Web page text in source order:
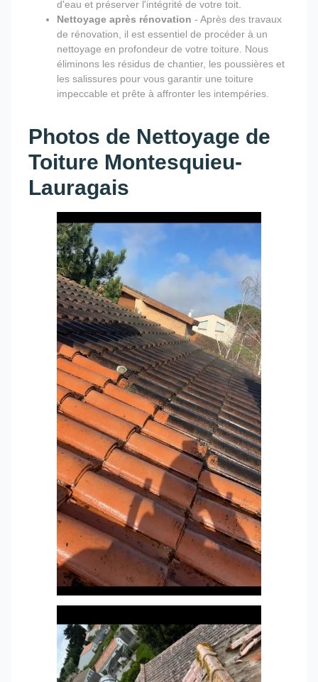
d'eau et préserver l'intégrité de votre toit.
Nettoyage après rénovation - Après des travaux
de rénovation, il est essentiel de procéder à un
nettoyage en profondeur de votre toiture. Nous
éliminons les résidus de chantier, les poussières et
les salissures pour vous garantir une toiture
impeccable et prête à affronter les intempéries.
Photos de Nettoyage de
Toiture Montesquieu-
Lauragais